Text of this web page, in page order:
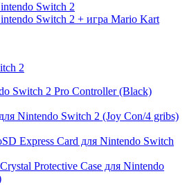
Switch 2
Switch 2 + игра Mario Kart
2
Switch 2 Pro Controller (Black)
Nintendo Switch 2 (Joy Con/4 gribs)
Express Card для Nintendo Switch
Protective Case для Nintendo